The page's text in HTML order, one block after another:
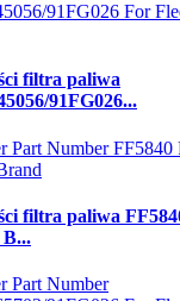
filtra paliwa
91FG026...
filtra paliwa